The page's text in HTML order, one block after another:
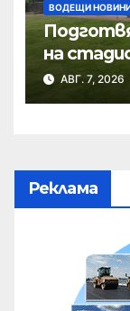
ВОДЕЩИ
на
АВГ. 7, 2026
Реклама